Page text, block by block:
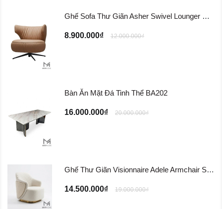
Ghế Sofa Thư Giãn Asher Swivel Lounger Chair ...
8.900.000₫ 12.000.000₫
Bàn Ăn Mặt Đá Tinh Thể BA202
16.000.000₫ 20.000.000₫
Ghế Thư Giãn Visionnaire Adele Armchair SFD11
14.500.000₫ 19.000.000₫